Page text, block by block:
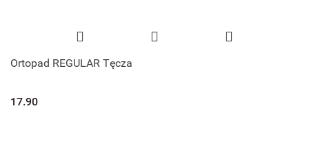
Ortopad REGULAR Tęcza
17.90